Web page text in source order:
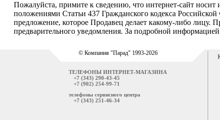
Пожалуйста, примите к сведению, что интернет-сайт
положениями Статьи 437 Гражданского кодекса
предложение, которое Продавец делает какому-либо лицу.
предварительного уведомления. За подробной
© Компания "Парад" 1993-2026
ТЕЛЕФОНЫ ИНТЕРНЕТ-МАГАЗИНА
+7 (343) 290-43-45
+7 (902) 254-99-71
телефоны сервисного центра
+7 (343) 251-46-34